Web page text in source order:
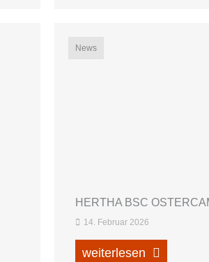
News
HERTHA BSC
14. Februar 2026
weiterlesen